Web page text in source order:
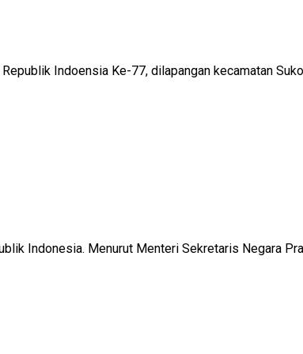
Indoensia Ke-77, dilapangan kecamatan
Indonesia. Menurut Menteri Sekretaris Negara